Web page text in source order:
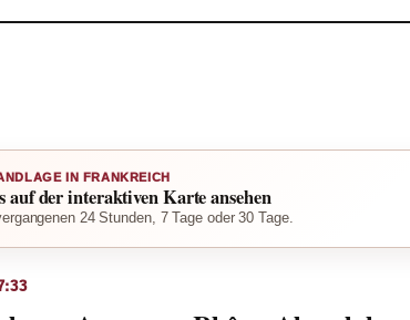
IN FRANKREICH
auf der interaktiven Karte ansehen
24 Stunden, 7 Tage oder 30 Tage.